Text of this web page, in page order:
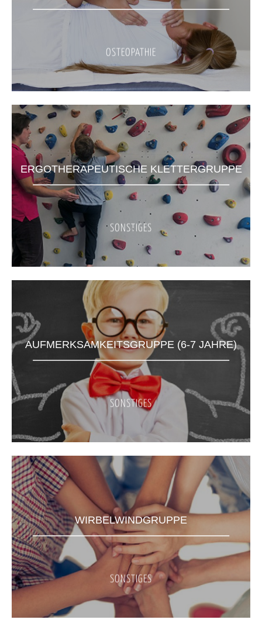
OSTEOPATHIE
ERGOTHERAPEUTISCHE KLETTERGRUPPE
SONSTIGES
AUFMERKSAMKEITSGRUPPE (6-7 JAHRE)
SONSTIGES
WIRBELWINDGRUPPE
SONSTIGES